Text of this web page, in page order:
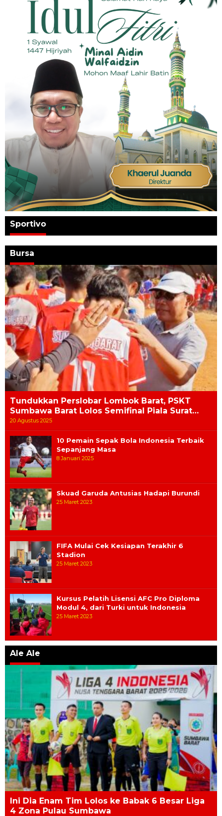
Sportivo
Bursa
Tundukkan Perslobar Lombok Barat, PSKT
Sumbawa Barat Lolos Semifinal Piala Surat…
20 Agustus 2025
10 Pemain Sepak Bola Indonesia Terbaik
Sepanjang Masa
8 Januari 2025
Skuad Garuda Antusias Hadapi Burundi
25 Maret 2023
FIFA Mulai Cek Kesiapan Terakhir 6
Stadion
25 Maret 2023
Kursus Pelatih Lisensi AFC Pro Diploma
Modul 4, dari Turki untuk Indonesia
25 Maret 2023
Ale Ale
Ini Dia Enam Tim Lolos ke Babak 6 Besar Liga
4 Zona Pulau Sumbawa